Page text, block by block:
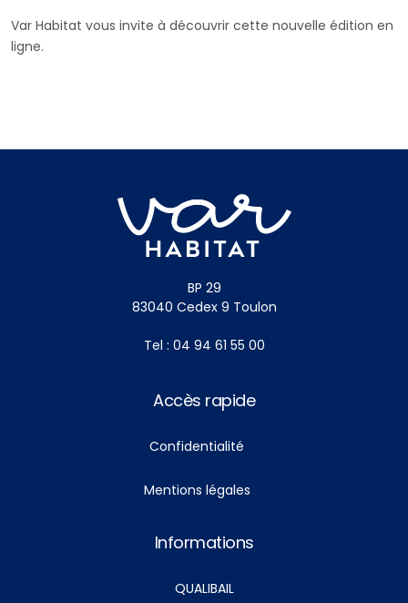
Var Habitat vous invite à découvrir cette nouvelle édition en
ligne.
BP 29
83040 Cedex 9 Toulon
Tel : 04 94 61 55 00
Accès rapide
Confidentialité
Mentions légales
Informations
QUALIBAIL